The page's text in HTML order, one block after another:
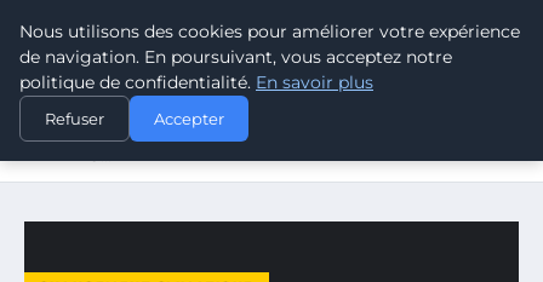
CLIMATE RESPONSE BLOG
ACCUEIL
CHANGEMENT CLIMATIQUE
MUGUET DU 1ER MAI : LE SECRET D’UN GROSSISTE
Nous utilisons des cookies pour améliorer votre expérience
de navigation. En poursuivant, vous acceptez notre
politique de confidentialité. En savoir plus
Refuser Accepter